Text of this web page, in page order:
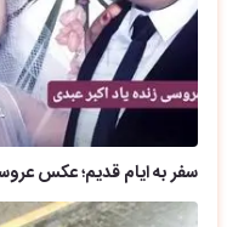
سفر به ایام قدیم؛ عکس